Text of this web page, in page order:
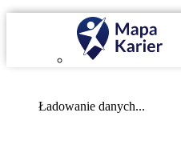
Ładowanie danych...